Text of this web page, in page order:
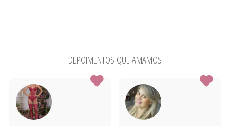
DEPOIMENTOS QUE AMAMOS